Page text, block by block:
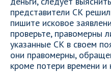
представители СК
пишите исковое
проверьте, правомерны
указанные СК в своем
они правомерны,
кроме потери времени и